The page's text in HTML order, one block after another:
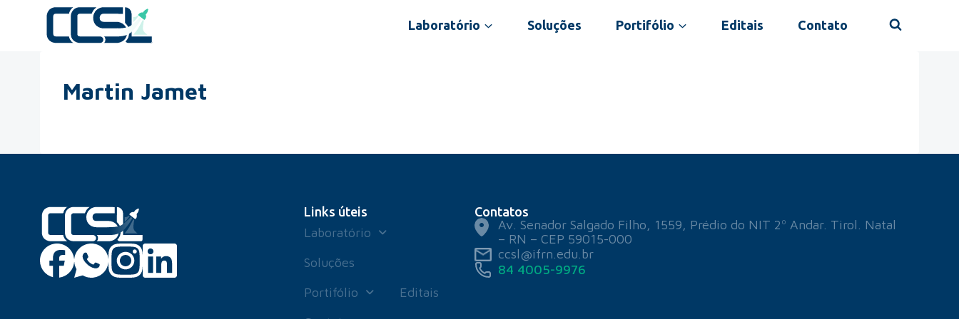
Laboratório Soluções Portifólio Editais Contato
Martin Jamet
Links úteis
Laboratório
Soluções
Portifólio
Editais
Contatos
Av. Senador Salgado Filho, 1559, Prédio do NIT 2º Andar. Tirol. Natal
– RN – CEP 59015-000
ccsl@ifrn.edu.br
84 4005-9976